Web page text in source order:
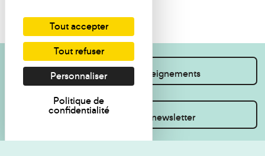
Je souhaite des renseignements
Inscrivez-vous à la newsletter
Tout accepter
Tout refuser
Personnaliser
Politique de
confidentialité